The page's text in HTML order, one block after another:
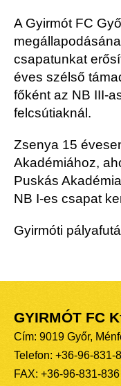
A Gyirmót FC
csapatunkat
éves szélső
főként az NB III-
felcsútiaknál.
Zsenya 15
Akadémiához,
Puskás
NB I-es csapat
Gyirmóti
GYIRMÓT FC
Cím: 9019 Győr,
Telefon: +36-96-831-
FAX: +36-96-831-836